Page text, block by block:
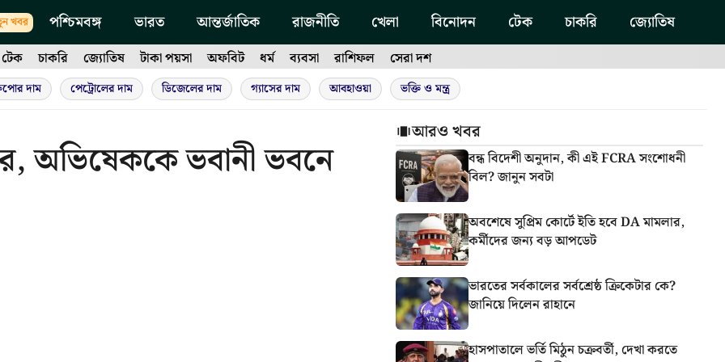
খবর পশ্চিমবঙ্গ ভারত আন্তর্জাতিক রাজনীতি খেলা বিনোদন টেক চাকরি জ্যোতিষ
টেক চাকরি জ্যোতিষ টাকা পয়সা অফবিট ধর্ম ব্যবসা রাশিফল সেরা দশ
দাম পেট্রোলের দাম ডিজেলের দাম গ্যাসের দাম আবহাওয়া ভক্তি ও মন্ত্র
অভিষেককে ভবানী ভবনে
আরও খবর
বন্ধ বিদেশী অনুদান, কী এই FCRA সংশোধনী
বিল? জানুন সবটা
অবশেষে সুপ্রিম কোর্টে ইতি হবে DA মামলার,
কর্মীদের জন্য বড় আপডেট
ভারতের সর্বকালের সর্বশ্রেষ্ঠ ক্রিকেটার কে?
জানিয়ে দিলেন রাহানে
হাসপাতালে ভর্তি মিঠুন চক্রবর্তী, দেখা করতে